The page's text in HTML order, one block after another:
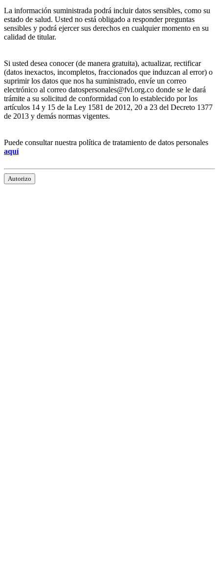
La información suministrada podrá incluir datos sensibles, como su
estado de salud. Usted no está obligado a responder preguntas
sensibles y podrá ejercer sus derechos en cualquier momento en su
calidad de titular.
Si usted desea conocer (de manera gratuita), actualizar, rectificar
(datos inexactos, incompletos, fraccionados que induzcan al error) o
suprimir los datos que nos ha suministrado, envíe un correo
electrónico al correo datospersonales@fvl.org.co donde se le dará
trámite a su solicitud de conformidad con lo establecido por los
artículos 14 y 15 de la Ley 1581 de 2012, 20 a 23 del Decreto 1377
de 2013 y demás normas vigentes.
Puede consultar nuestra política de tratamiento de datos personales
aquí
Autorizo